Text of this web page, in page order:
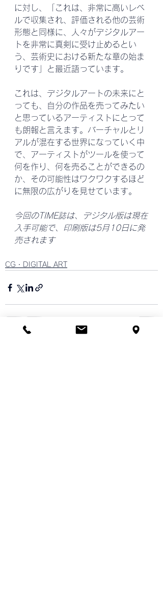
に対し、「これは、非常に高いレベ
ルで収集され、評価される他の芸術
形態と同様に、人々がデジタルアー
トを非常に真剣に受け止めるとい
う、芸術史における新たな章の始ま
りです」と最近語っています。
これは、デジタルアートの未来にと
っても、自分の作品を売ってみたい
と思っているアーティストにとって
も朗報と言えます。バーチャルとリ
アルが混在する世界になっていく中
で、アーティストがツールを使って
何を作り、何を売ることができるの
か、その可能性はワクワクするほど
に無限の広がりを見せています。
今回のTIME誌は、デジタル版は現在
入手可能で、印刷版は5月10日に発
売されます
CG・DIGITAL ART